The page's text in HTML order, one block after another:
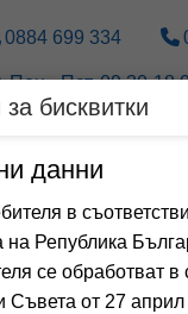
0884 699 334
Пон.- Пет. 09.30-
inclusive
бисквитки
данни
в
на Република
се обработват в
от 27 април